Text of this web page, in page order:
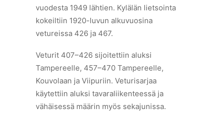
vuodesta 1949 lähtien. Kylälän lietsointa
kokeiltiin 1920-luvun alkuvuosina
vetureissa 426 ja 467.
Veturit 407–426 sijoitettiin aluksi
Tampereelle, 457–470 Tampereelle,
Kouvolaan ja Viipuriin. Veturisarjaa
käytettiin aluksi tavaraliikenteessä ja
vähäisessä määrin myös sekajunissa.